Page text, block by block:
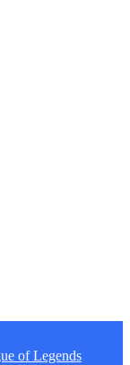
of Legends